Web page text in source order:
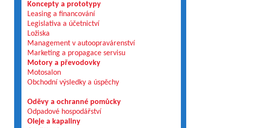
Koncepty a prototypy
Leasing a financování
Legislativa a účetnictví
Ložiska
Management v autoopravárenství
Marketing a propagace servisu
Motory a převodovky
Motosalon
Obchodní výsledky a úspěchy
Oděvy a ochranné pomůcky
Odpadové hospodářství
Oleje a kapaliny